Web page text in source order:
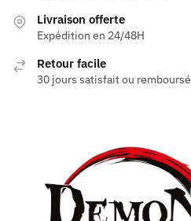
Livraison offerte
Expédition en 24/48H
Retour facile
30 jours satisfait ou remboursé